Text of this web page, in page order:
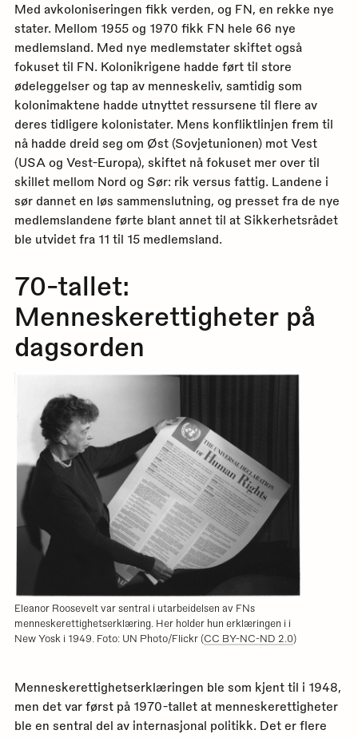
Med avkoloniseringen fikk verden, og FN, en rekke nye
stater. Mellom 1955 og 1970 fikk FN hele 66 nye
medlemsland. Med nye medlemstater skiftet også
fokuset til FN. Kolonikrigene hadde ført til store
ødeleggelser og tap av menneskeliv, samtidig som
kolonimaktene hadde utnyttet ressursene til flere av
deres tidligere kolonistater. Mens konfliktlinjen frem til
nå hadde dreid seg om Øst (Sovjetunionen) mot Vest
(USA og Vest-Europa), skiftet nå fokuset mer over til
skillet mellom Nord og Sør: rik versus fattig. Landene i
sør dannet en løs sammenslutning, og presset fra de nye
medlemslandene førte blant annet til at Sikkerhetsrådet
ble utvidet fra 11 til 15 medlemsland.
70-tallet:
Menneskerettigheter på
dagsorden
Eleanor Roosevelt var sentral i utarbeidelsen av FNs
menneskerettighetserklæring. Her holder hun erklæringen i i
New Yosk i 1949. Foto: UN Photo/Flickr (CC BY-NC-ND 2.0)
Menneskerettighetserklæringen ble som kjent til i 1948,
men det var først på 1970-tallet at menneskerettigheter
ble en sentral del av internasjonal politikk. Det er flere